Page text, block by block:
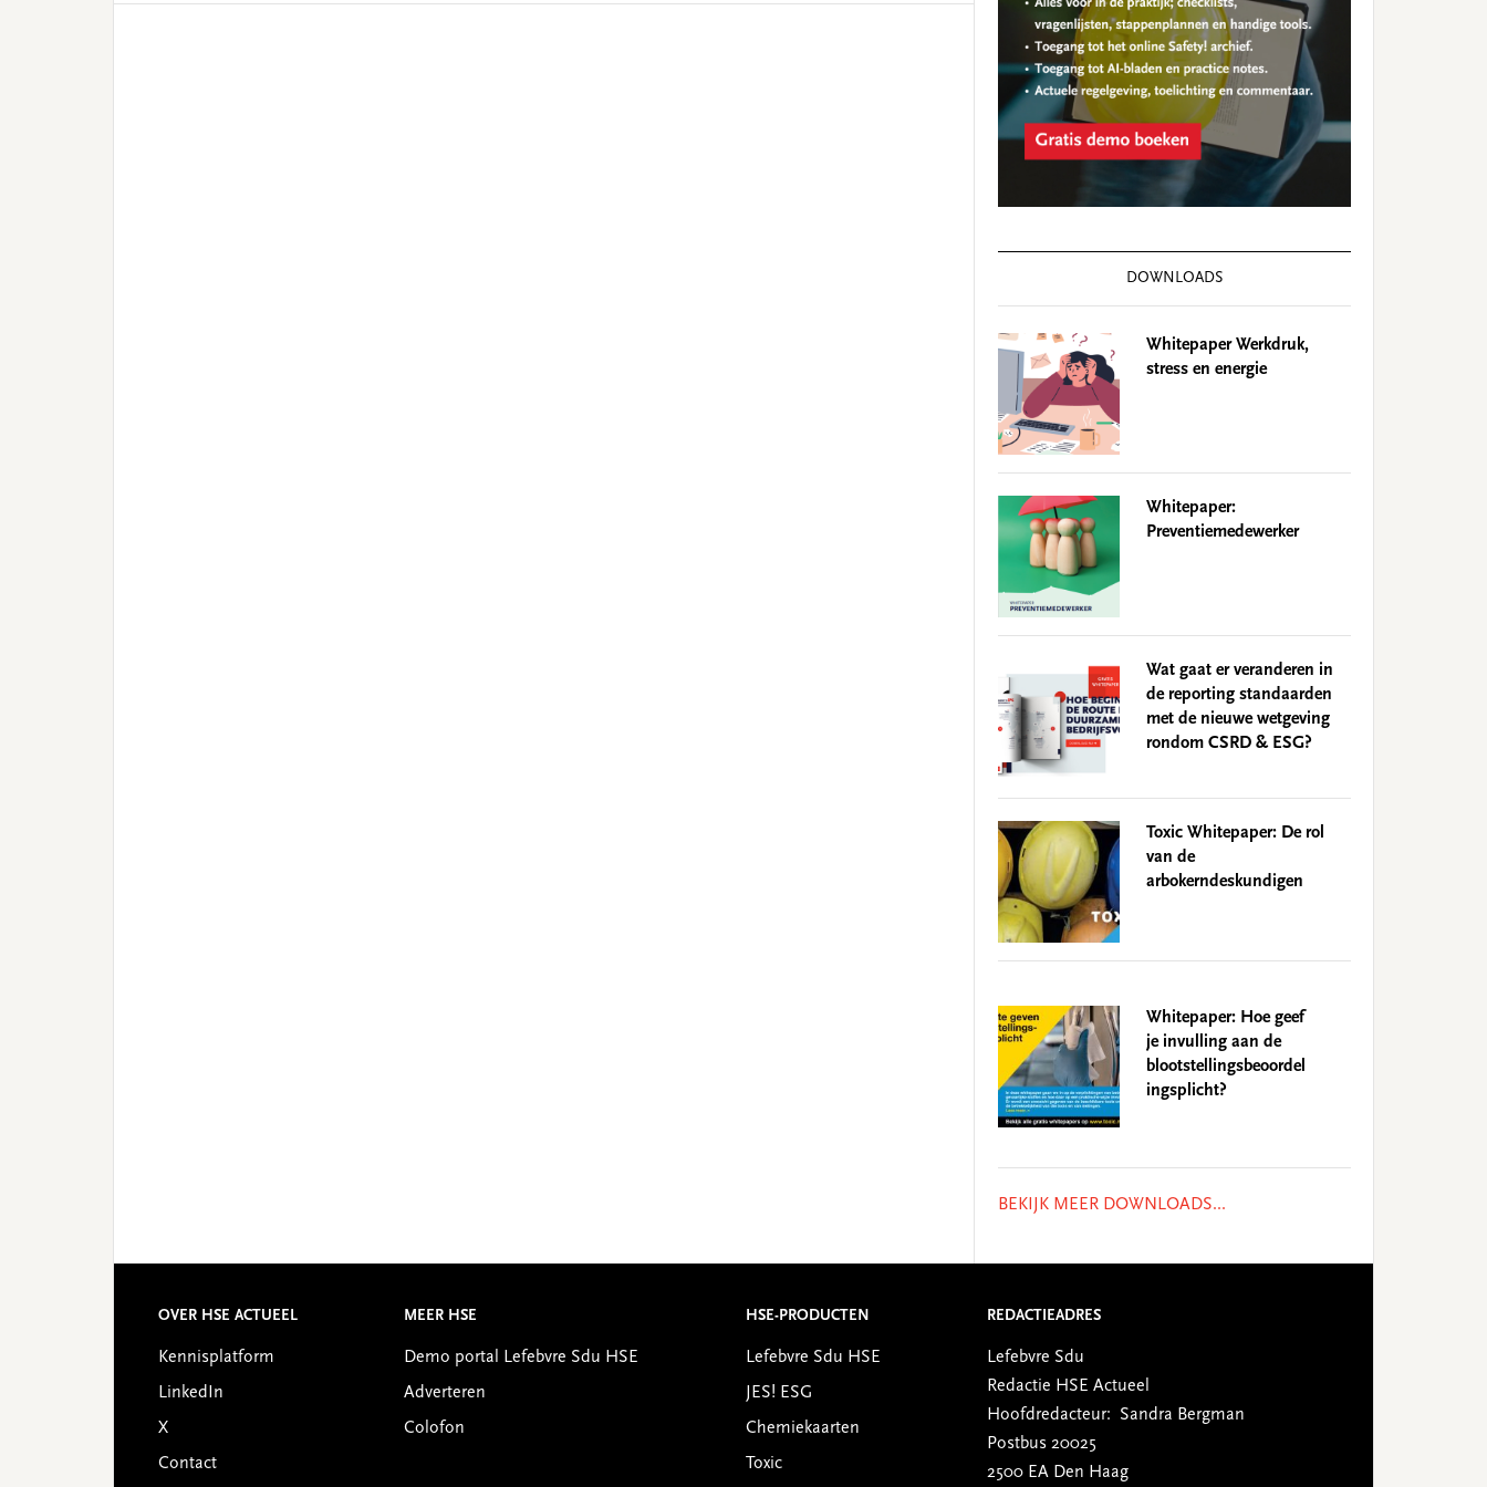
DOWNLOADS
Whitepaper Werkdruk,
stress en energie
Whitepaper:
Preventiemedewerker
Wat gaat er veranderen in
de reporting standaarden
met de nieuwe wetgeving
rondom CSRD & ESG?
Toxic Whitepaper: De rol
van de
arbokerndeskundigen
Whitepaper: Hoe geef
je invulling aan de
blootstellingsbeoordel
ingsplicht?
BEKIJK MEER DOWNLOADS...
Footer
OVER HSE ACTUEEL
Kennisplatform
LinkedIn
X
Contact
MEER HSE
Demo portal Lefebvre Sdu HSE
Adverteren
Colofon
HSE-PRODUCTEN
Lefebvre Sdu HSE
JES! ESG
Chemiekaarten
Toxic
REDACTIEADRES
Lefebvre Sdu
Redactie HSE Actueel
Hoofdredacteur: Sandra Bergman
Postbus 20025
2500 EA Den Haag